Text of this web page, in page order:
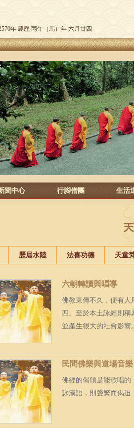
年 農歷 丙午（馬）年 六月廿四
聞中心 行腳僧團 生活
歷屆水陸 法喜功德 天童
六朝轉讀與唱導
佛教東傳不久，便有人
四。至於本土詠經則
並產生很大的社會影響
民間佛樂與道場音樂
佛經的偈頌是能歌唱的
詠漢語，則聲繁而偈迫